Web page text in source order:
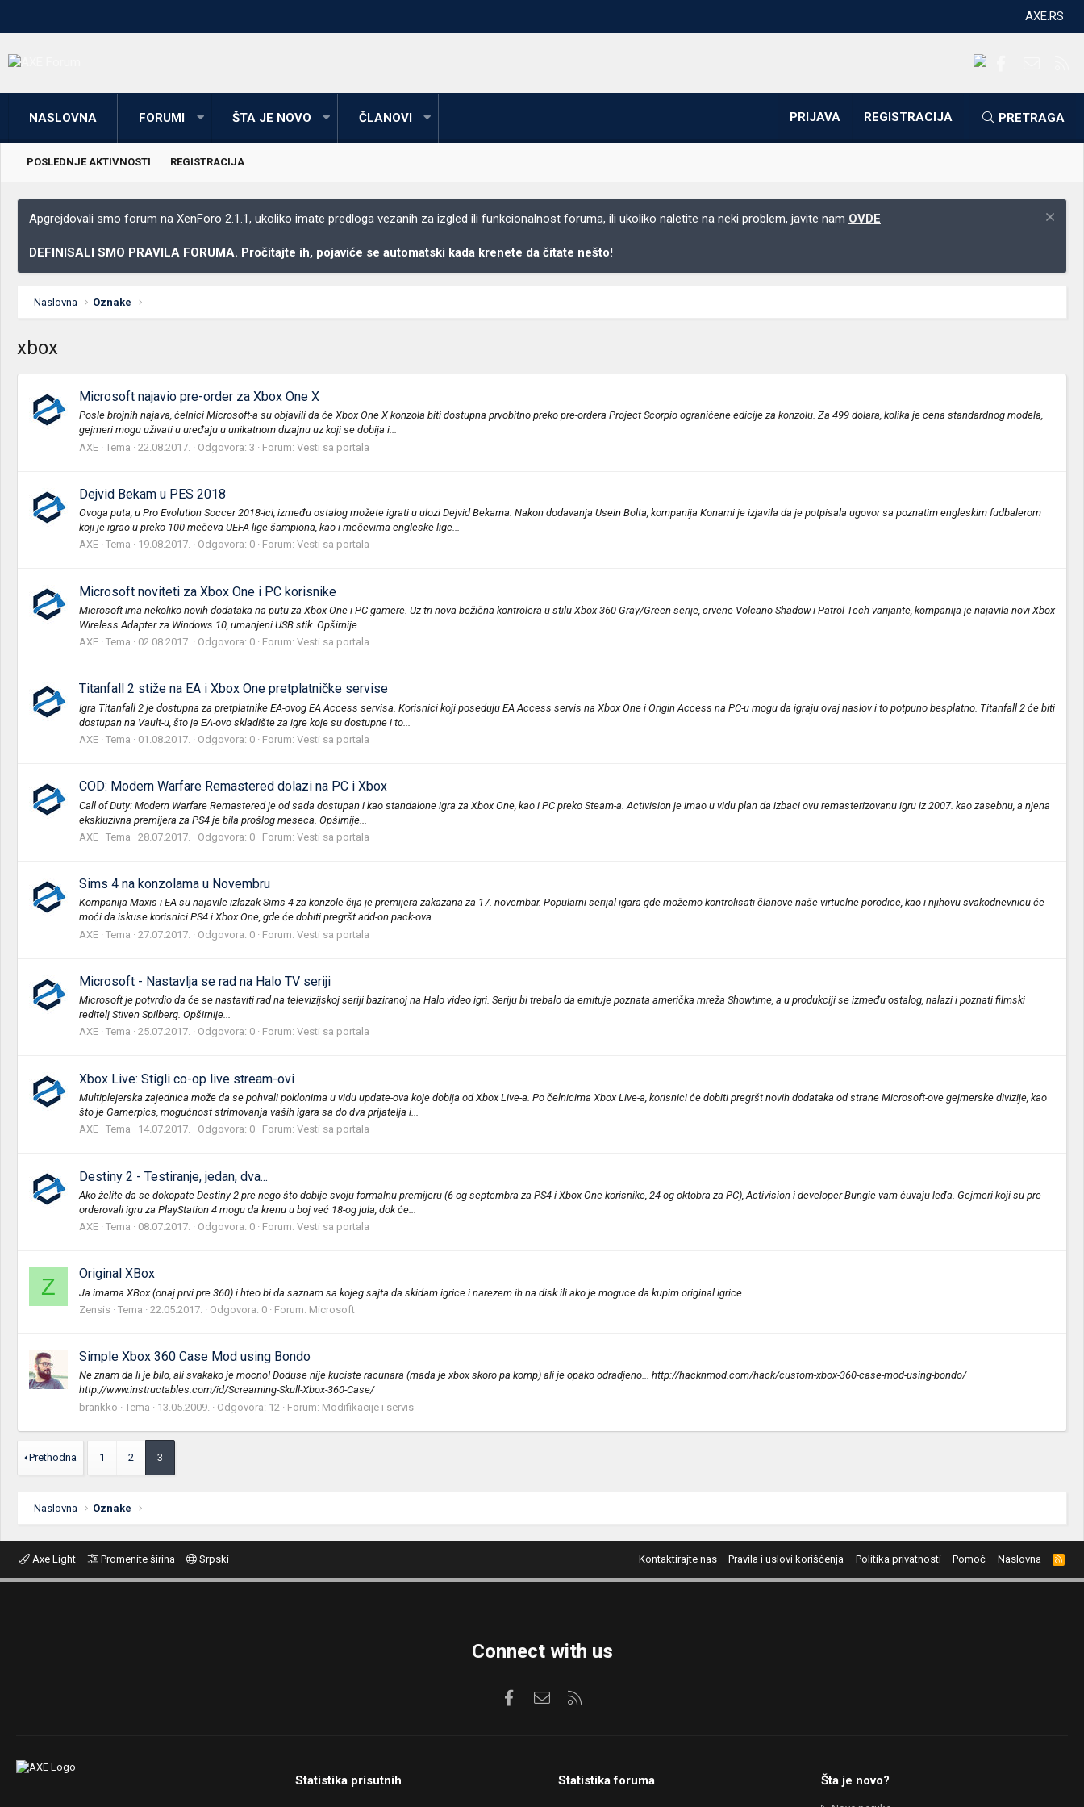
AXE.RS
NASLOVNA FORUMI ŠTA JE NOVO ČLANOVI PRIJAVA REGISTRACIJA PRETRAGA
POSLEDNJE AKTIVNOSTI REGISTRACIJA
Apgrejdovali smo forum na XenForo 2.1.1, ukoliko imate predloga vezanih za izgled ili funkcionalnost foruma, ili ukoliko naletite na neki problem, javite nam OVDE
DEFINISALI SMO PRAVILA FORUMA. Pročitajte ih, pojaviće se automatski kada krenete da čitate nešto!
Naslovna Oznake
xbox
Microsoft najavio pre-order za Xbox One X
Posle brojnih najava, čelnici Microsoft-a su objavili da će Xbox One X konzola biti dostupna prvobitno preko pre-ordera Project Scorpio ograničene edicije za konzolu. Za 499 dolara, kolika je cena standardnog modela,
gejmeri mogu uživati u uređaju u unikatnom dizajnu uz koji se dobija i...
AXE Tema 22.08.2017. Odgovora: 3 Forum: Vesti sa portala
Dejvid Bekam u PES 2018
Ovoga puta, u Pro Evolution Soccer 2018-ici, između ostalog možete igrati u ulozi Dejvid Bekama. Nakon dodavanja Usein Bolta, kompanija Konami je izjavila da je potpisala ugovor sa poznatim engleskim fudbalerom
koji je igrao u preko 100 mečeva UEFA lige šampiona, kao i mečevima engleske lige...
AXE Tema 19.08.2017. Odgovora: 0 Forum: Vesti sa portala
Microsoft noviteti za Xbox One i PC korisnike
Microsoft ima nekoliko novih dodataka na putu za Xbox One i PC gamere. Uz tri nova bežična kontrolera u stilu Xbox 360 Gray/Green serije, crvene Volcano Shadow i Patrol Tech varijante, kompanija je najavila novi Xbox
Wireless Adapter za Windows 10, umanjeni USB stik. Opširnije...
AXE Tema 02.08.2017. Odgovora: 0 Forum: Vesti sa portala
Titanfall 2 stiže na EA i Xbox One pretplatničke servise
Igra Titanfall 2 je dostupna za pretplatnike EA-ovog EA Access servisa. Korisnici koji poseduju EA Access servis na Xbox One i Origin Access na PC-u mogu da igraju ovaj naslov i to potpuno besplatno. Titanfall 2 će biti
dostupan na Vault-u, što je EA-ovo skladište za igre koje su dostupne i to...
AXE Tema 01.08.2017. Odgovora: 0 Forum: Vesti sa portala
COD: Modern Warfare Remastered dolazi na PC i Xbox
Call of Duty: Modern Warfare Remastered je od sada dostupan i kao standalone igra za Xbox One, kao i PC preko Steam-a. Activision je imao u vidu plan da izbaci ovu remasterizovanu igru iz 2007. kao zasebnu, a njena
ekskluzivna premijera za PS4 je bila prošlog meseca. Opširnije...
AXE Tema 28.07.2017. Odgovora: 0 Forum: Vesti sa portala
Sims 4 na konzolama u Novembru
Kompanija Maxis i EA su najavile izlazak Sims 4 za konzole čija je premijera zakazana za 17. novembar. Popularni serijal igara gde možemo kontrolisati članove naše virtuelne porodice, kao i njihovu svakodnevnicu će
moći da iskuse korisnici PS4 i Xbox One, gde će dobiti pregršt add-on pack-ova...
AXE Tema 27.07.2017. Odgovora: 0 Forum: Vesti sa portala
Microsoft - Nastavlja se rad na Halo TV seriji
Microsoft je potvrdio da će se nastaviti rad na televizijskoj seriji baziranoj na Halo video igri. Seriju bi trebalo da emituje poznata američka mreža Showtime, a u produkciji se između ostalog, nalazi i poznati filmski
reditelj Stiven Spilberg. Opširnije...
AXE Tema 25.07.2017. Odgovora: 0 Forum: Vesti sa portala
Xbox Live: Stigli co-op live stream-ovi
Multiplejerska zajednica može da se pohvali poklonima u vidu update-ova koje dobija od Xbox Live-a. Po čelnicima Xbox Live-a, korisnici će dobiti pregršt novih dodataka od strane Microsoft-ove gejmerske divizije, kao
što je Gamerpics, mogućnost strimovanja vaših igara sa do dva prijatelja i...
AXE Tema 14.07.2017. Odgovora: 0 Forum: Vesti sa portala
Destiny 2 - Testiranje, jedan, dva...
Ako želite da se dokopate Destiny 2 pre nego što dobije svoju formalnu premijeru (6-og septembra za PS4 i Xbox One korisnike, 24-og oktobra za PC), Activision i developer Bungie vam čuvaju leđa. Gejmeri koji su pre-
orderovali igru za PlayStation 4 mogu da krenu u boj već 18-og jula, dok će...
AXE Tema 08.07.2017. Odgovora: 0 Forum: Vesti sa portala
Z Original XBox
Ja imama XBox (onaj prvi pre 360) i hteo bi da saznam sa kojeg sajta da skidam igrice i narezem ih na disk ili ako je moguce da kupim original igrice.
Zensis Tema 22.05.2017. Odgovora: 0 Forum: Microsoft
Simple Xbox 360 Case Mod using Bondo
Ne znam da li je bilo, ali svakako je mocno! Doduse nije kuciste racunara (mada je xbox skoro pa komp) ali je opako odradjeno... http://hacknmod.com/hack/custom-xbox-360-case-mod-using-bondo/
http://www.instructables.com/id/Screaming-Skull-Xbox-360-Case/
brankko
Tema 13.05.2009. Odgovora: 12 Forum: Modifikacije i servis
Prethodna 1 2 3
Naslovna Oznake
Axe Light Promenite širina Srpski Kontaktirajte nas Pravila i uslovi korišćenja Politika privatnosti Pomoć Naslovna
R
S
S
Connect with us
FacebookKontaktirajte nas
Statistika prisutnih Statistika foruma Šta je novo?